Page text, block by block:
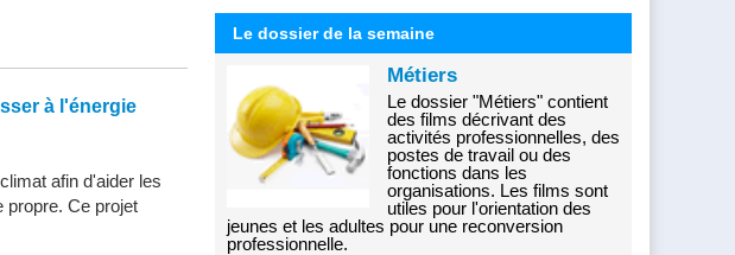
à l'énergie
afin d'aider les
propre. Ce projet
Le dossier de la semaine
Métiers
Le dossier "Métiers" contient
des films décrivant des
activités professionnelles, des
postes de travail ou des
fonctions dans les
organisations. Les films sont
utiles pour l'orientation des
jeunes et les adultes pour une reconversion
professionnelle.